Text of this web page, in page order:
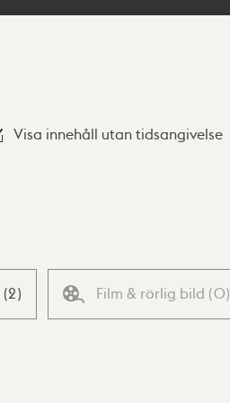
Visa innehåll utan tidsangivelse
(2) Film & rörlig bild (0)